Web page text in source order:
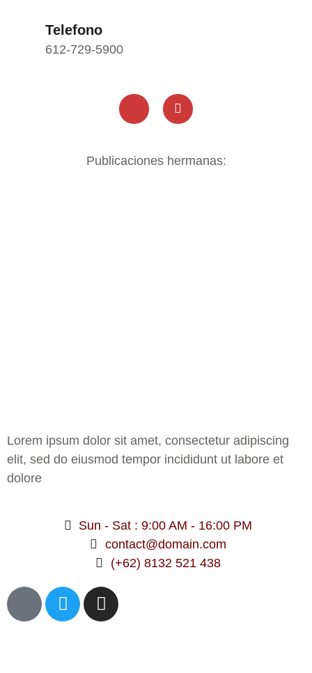
Telefono
612-729-5900
Publicaciones hermanas:
Lorem ipsum dolor sit amet, consectetur adipiscing
elit, sed do eiusmod tempor incididunt ut labore et
dolore
Sun - Sat : 9:00 AM - 16:00 PM
contact@domain.com
(+62) 8132 521 438